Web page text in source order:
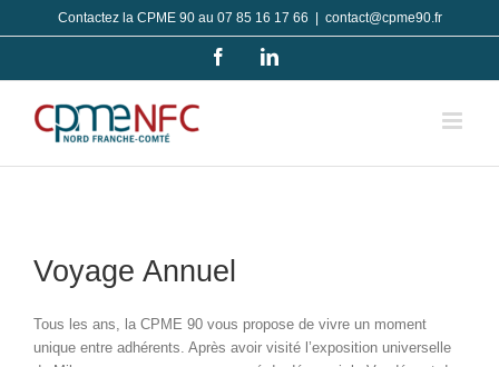
au
Contactez la CPME 90 au 07 85 16 17 66 contact@cpme90.fr
FacebookLinkedIn
Voyage Annuel
Tous les ans, la CPME 90 vous propose de vivre un moment
unique entre adhérents. Après avoir visité l’exposition universelle